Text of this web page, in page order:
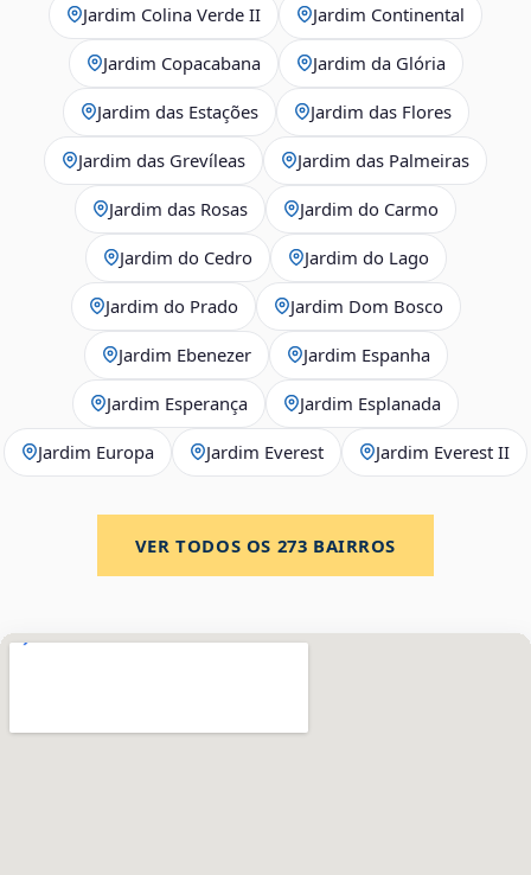
Jardim Colina Verde II Jardim Continental
Jardim Copacabana Jardim da Glória
Jardim das Estações Jardim das Flores
Jardim das Grevíleas Jardim das Palmeiras
Jardim das Rosas Jardim do Carmo
Jardim do Cedro Jardim do Lago
Jardim do Prado Jardim Dom Bosco
Jardim Ebenezer Jardim Espanha
Jardim Esperança Jardim Esplanada
Jardim Europa Jardim Everest Jardim Everest II
VER TODOS OS 273 BAIRROS